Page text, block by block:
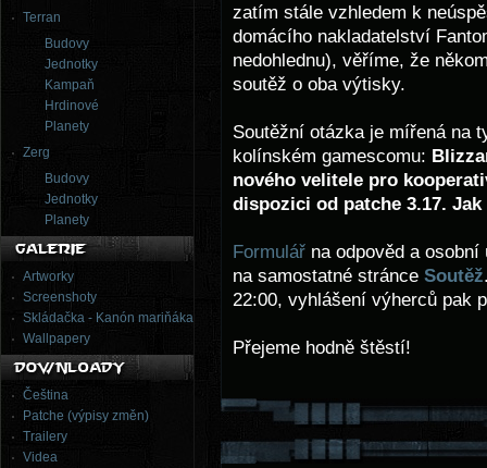
Terran
Budovy
Jednotky
Kampaň
Hrdinové
Planety
Zerg
Budovy
Jednotky
Planety
Artworky
Screenshoty
Skládačka - Kanón mariňáka
Wallpapery
Čeština
Patche (výpisy změn)
Trailery
Videa
zatím stále vzhledem k
domácího nakladatelství
nedohlednu), věříme, že
soutěž o oba výtisky.
Soutěžní otázka je mířená na
kolínském gamescomu:
nového velitele pro
dispozici od patche 3.17.
Formulář na odpověd a
na samostatné stránce Soutěž
22:00, vyhlášení výherců pak
Přejeme hodně štěstí!